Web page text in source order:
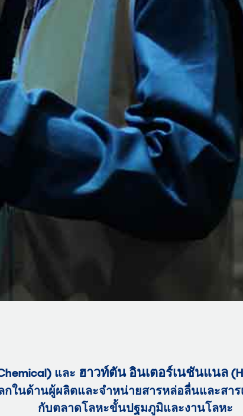
) และ ฮาวท์ตัน อินเตอร์เนชันแนล(
กในด้านผู้ผลิตและจำหน่ายสารหล่อลื่นและสา
กับตลาดโลหะขั้นปฐมภูมิและงานโลหะ